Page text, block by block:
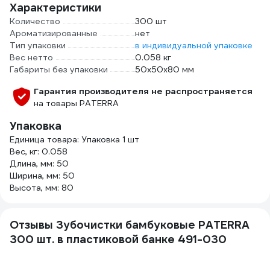
Характеристики
Количество
300 шт
Ароматизированные
нет
Тип упаковки
в индивидуальной упаковке
Вес нетто
0.058 кг
Габариты без упаковки
50х50х80 мм
Гарантия производителя не распространяется
на товары PATERRA
Упаковка
Единица товара: Упаковка 1 шт
Вес, кг: 0.058
Длина, мм: 50
Ширина, мм: 50
Высота, мм: 80
Отзывы Зубочистки бамбуковые PATERRA
300 шт. в пластиковой банке 491-030